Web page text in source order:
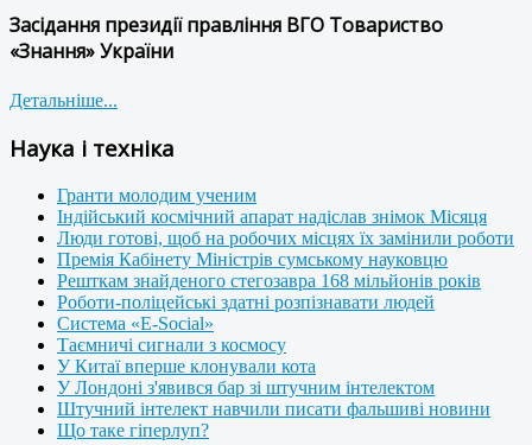
Засідання президії правління ВГО Товариство
«Знання» України
Детальніше...
Наука і техніка
Гранти молодим ученим
Індійський космічний апарат надіслав знімок Місяця
Люди готові, щоб на робочих місцях їх замінили роботи
Премія Кабінету Міністрів сумському науковцю
Решткам знайденого стегозавра 168 мільйонів років
Роботи-поліцейські здатні розпізнавати людей
Система «E-Social»
Таємничі сигнали з космосу
У Китаї вперше клонували кота
У Лондоні з'явився бар зі штучним інтелектом
Штучний інтелект навчили писати фальшиві новини
Що таке гіперлуп?